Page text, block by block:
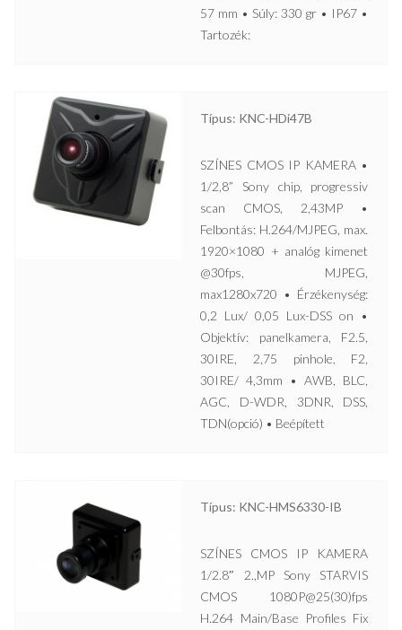
57 mm • Súly: 330 gr • IP67 •
Tartozék:
Típus: KNC-HDi47B
SZÍNES CMOS IP KAMERA •
1/2,8” Sony chip, progressiv
scan CMOS, 2,43MP •
Felbontás: H.264/MJPEG, max.
1920×1080 + analóg kimenet
@30fps, MJPEG,
max1280x720 • Érzékenység:
0,2 Lux/ 0,05 Lux-DSS on •
Objektív: panelkamera, F2.5,
30IRE, 2,75 pinhole, F2,
30IRE/ 4,3mm • AWB, BLC,
AGC, D-WDR, 3DNR, DSS,
TDN(opció) • Beépített
Típus: KNC-HMS6330-IB
SZÍNES CMOS IP KAMERA
1/2.8″ 2.,MP Sony STARVIS
CMOS 1080P@25(30)fps
H.264 Main/Base Profiles Fix